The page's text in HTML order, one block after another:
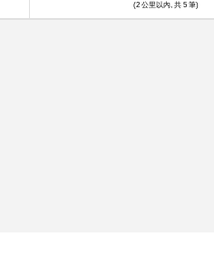
(2 公里以內, 共 5 筆)